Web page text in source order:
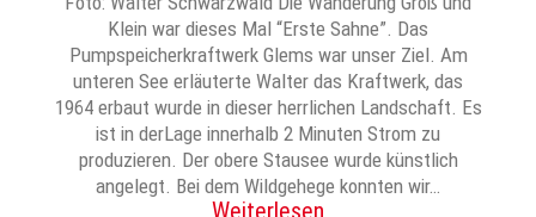
Klein war dieses Mal “Erste Sahne”. Das
Pumpspeicherkraftwerk Glems war unser Ziel. Am
unteren See erläuterte Walter das Kraftwerk, das
1964 erbaut wurde in dieser herrlichen Landschaft. Es
ist in derLage innerhalb 2 Minuten Strom zu
produzieren. Der obere Stausee wurde künstlich
angelegt. Bei dem Wildgehege konnten wir…
Weiterlesen